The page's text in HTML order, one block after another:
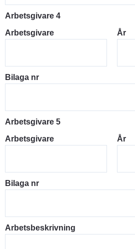
Arbetsgivare 4
Arbetsgivare
År
Bilaga nr
Arbetsgivare 5
Arbetsgivare
År
Bilaga nr
Arbetsbeskrivning